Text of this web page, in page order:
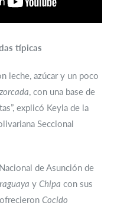
típicas
leche, azúcar y un poco
, con una base de
explicó Keyla de la
Seccional
de Asunción de
y Chipa con sus
Cocido